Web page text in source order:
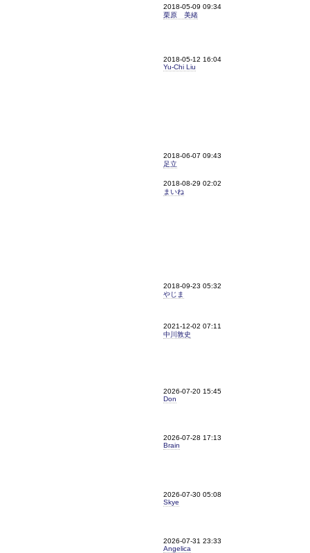
2018-05-09 09:34
栗原 美緒
2018-05-12 16:04
Yu-Chi Liu
2018-06-07 09:43
足立
2018-08-29 02:02
まいね
2018-09-23 05:32
やじま
2021-12-02 07:11
中川敦史
2026-07-20 15:45
Don
2026-07-28 17:13
Brain
2026-07-30 05:08
Skye
2026-07-31 23:33
Angelica